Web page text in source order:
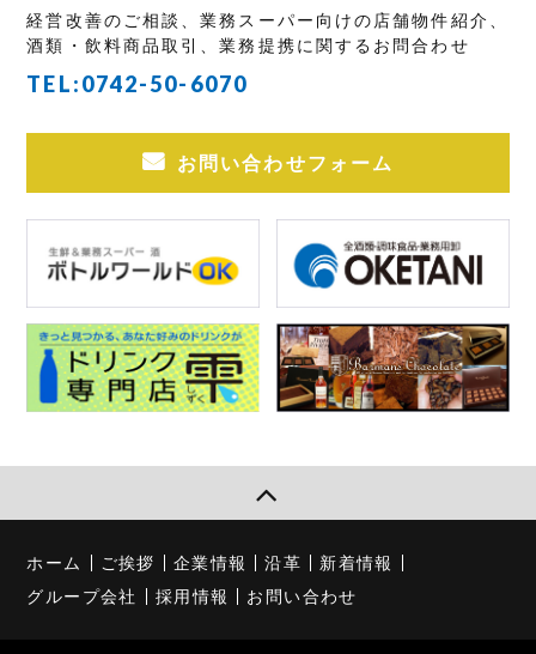
経営改善のご相談、業務スーパー向けの店舗物件紹介、
酒類・飲料商品取引、業務提携に関するお問合わせ
TEL:0742-50-6070
お問い合わせフォーム
ホーム ご挨拶 企業情報 沿革
新着情報
グループ会社
採用情報 お問い合わせ